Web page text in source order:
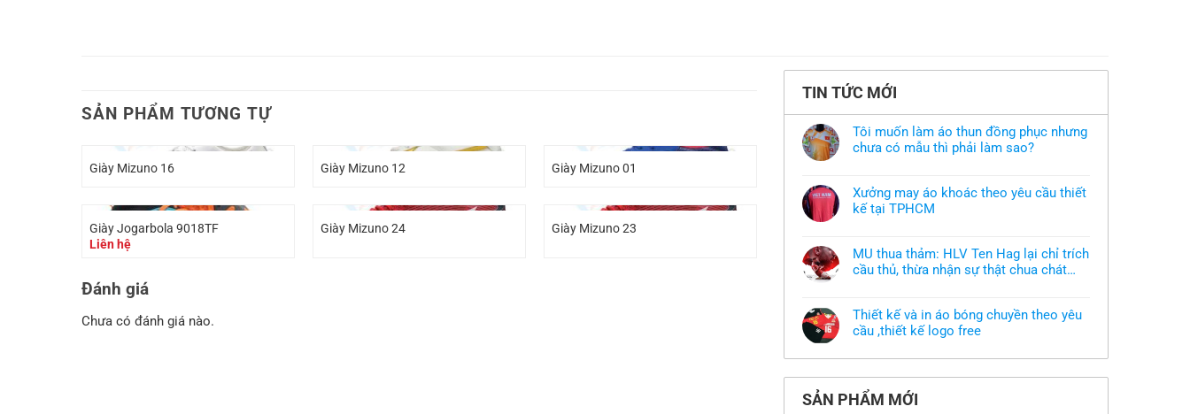
SẢN PHẨM TƯƠNG TỰ
Giày Mizuno 16 Giày Mizuno 12 Giày Mizuno 01
Giày Jogarbola 9018TF
Liên hệ
Giày Mizuno 24 Giày Mizuno 23
Đánh giá
Chưa có đánh giá nào.
TIN TỨC MỚI
Tôi muốn làm áo thun đồng phục nhưng
chưa có mẫu thì phải làm sao?
bình
luận
ở
Tôi
áo
thun
đồng
có
mẫu
thì
Xưởng may áo khoác theo yêu cầu thiết
kế tại TPHCM
bình
luận
ở
Xưởng
khoác
theo
yêu
kế
MU thua thảm: HLV Ten Hag lại chỉ trích
cầu thủ, thừa nhận sự thật chua chát
bình
luận
ở
MU
thảm:
Ten
Hag
lại
Thiết kế và in áo bóng chuyền theo yêu
cầu ,thiết kế logo free
có
luận
Thiết
SẢN PHẨM MỚI